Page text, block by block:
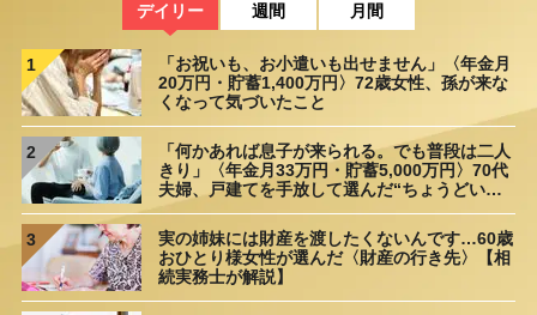
デイリー 週間 月間
1
「お祝いも、お小遣いも出せません」〈年金月
20万円・貯蓄1,400万円〉72歳女性、孫が来な
くなって気づいたこと
2
「何かあれば息子が来られる。でも普段は二人
きり」〈年金月33万円・貯蓄5,000万円〉70代
夫婦、戸建てを手放して選んだ“ちょうどいい
3
実の姉妹には財産を渡したくないんです…60歳
おひとり様女性が選んだ〈財産の行き先〉【相
続実務士が解説】